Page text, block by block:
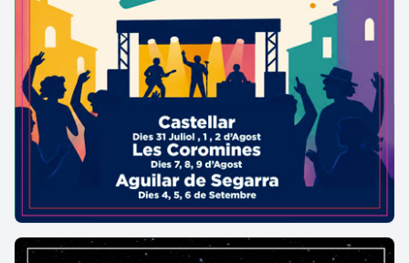
del molí paperer és de tipologia tradicional:
rectangular, amb coberta a dues vessants. Consta
de tres pisos amb les típiques finestres als dos
últims i és construït amb turo (pedra calcària
porosa) i en part tapiat.
L’any 2011 la Cooperativa Integral Catalana (CIC)
va llogar l’espai per convertir-lo en una colònia amb
habitatges i naus per a indústries ecològiques. La
intenció de la cooperativa és rehabilitar els espais,